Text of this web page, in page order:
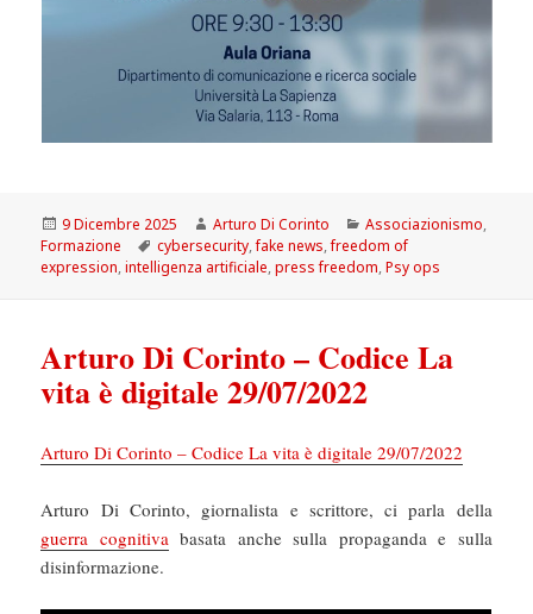
Scritto
il
9 Dicembre 2025 Autore
Arturo Di Corinto Categorie
Associazionismo,
Formazione
Tag
cybersecurity,fake news,freedom of
expression,intelligenza artificiale,press freedom,Psy ops
Arturo Di Corinto – Codice La
vita è digitale 29/07/2022
Arturo Di Corinto – Codice La vita è digitale 29/07/2022
Arturo Di Corinto, giornalista e scrittore, ci parla della
guerra cognitivabasata anche sulla propaganda e sulla
disinformazione.